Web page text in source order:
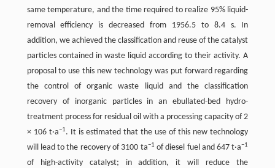
same temperature, and the time required to realize 95% liquid-
removal efficiency is decreased from 1956.5 to 8.4 s. In
addition, we achieved the classification and reuse of the catalyst
particles contained in waste liquid according to their activity. A
proposal to use this new technology was put forward regarding
the control of organic waste liquid and the classification
recovery of inorganic particles in an ebullated-bed hydro-
treatment process for residual oil with a processing capacity of 2
× 106 t·a−1. It is estimated that the use of this new technology
will lead to the recovery of 3100 ta−1 of diesel fuel and 647 t·a−1
of high-activity catalyst; in addition, it will reduce the